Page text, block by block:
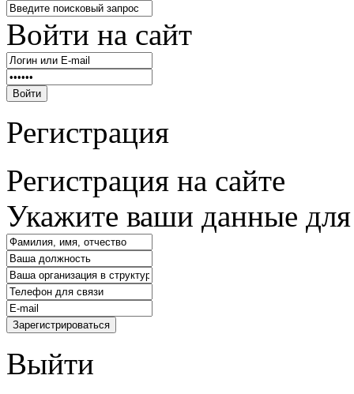
Войти на сайт
Войти
Регистрация
Регистрация на сайте
Укажите ваши данные для
Зарегистрироваться
Выйти